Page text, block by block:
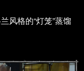
风格的“灯笼”蒸馏